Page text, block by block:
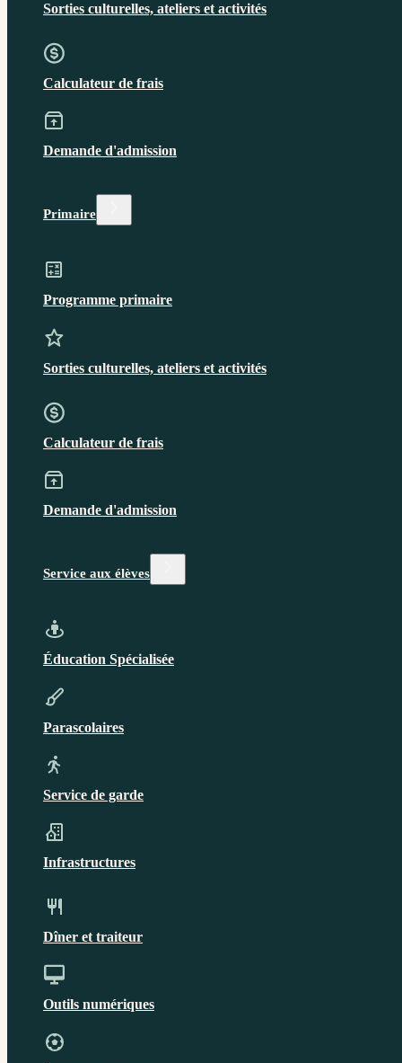
Sorties culturelles, ateliers et activités
Calculateur de frais
Demande d'admission
Primaire
Programme primaire
Sorties culturelles, ateliers et activités
Calculateur de frais
Demande d'admission
Service aux élèves
Éducation Spécialisée
Parascolaires
Service de garde
Infrastructures
Dîner et traiteur
Outils numériques